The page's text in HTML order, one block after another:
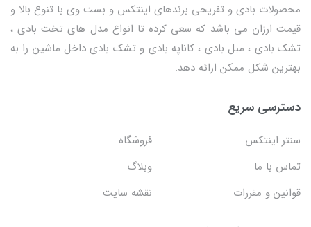
محصولات بادی و تفریحی برندهای اینتکس و بست وی با تنوع بالا و
قیمت ارزان می باشد که سعی کرده تا انواع مدل های تخت بادی ،
تشک بادی ، مبل بادی ، کاناپه بادی و تشک بادی داخل ماشین را به
بهترین شکل ممکن ارائه دهد.
دسترسی سریع
سنتر اینتکس
فروشگاه
تماس با ما
وبلاگ
قوانین و مقررات
نقشه سایت